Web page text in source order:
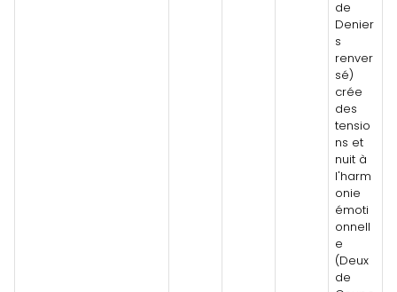
de
Denier
s
renver
sé)
crée
des
tensio
ns et
nuit à
l'harm
onie
émoti
onnell
e
(Deux
de